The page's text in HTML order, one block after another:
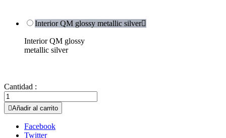
Interior QM glossy metallic silver
Interior QM glossy
metallic silver
Cantidad :
Añadir al carrito
Facebook
Twitter